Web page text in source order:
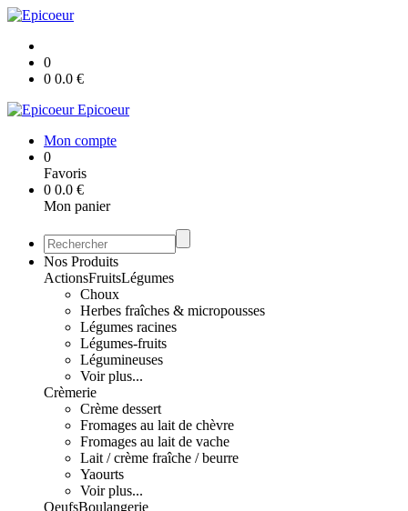
0
0 0.0 €
Epicoeur
Mon compte
0
Favoris
0 0.0 €
Mon panier
Nos Produits
ActionsFruitsLégumes
Choux
Herbes fraîches & micropousses
Légumes racines
Légumes-fruits
Légumineuses
Voir plus...
Crèmerie
Crème dessert
Fromages au lait de chèvre
Fromages au lait de vache
Lait / crème fraîche / beurre
Yaourts
Voir plus...
OeufsBoulangerie